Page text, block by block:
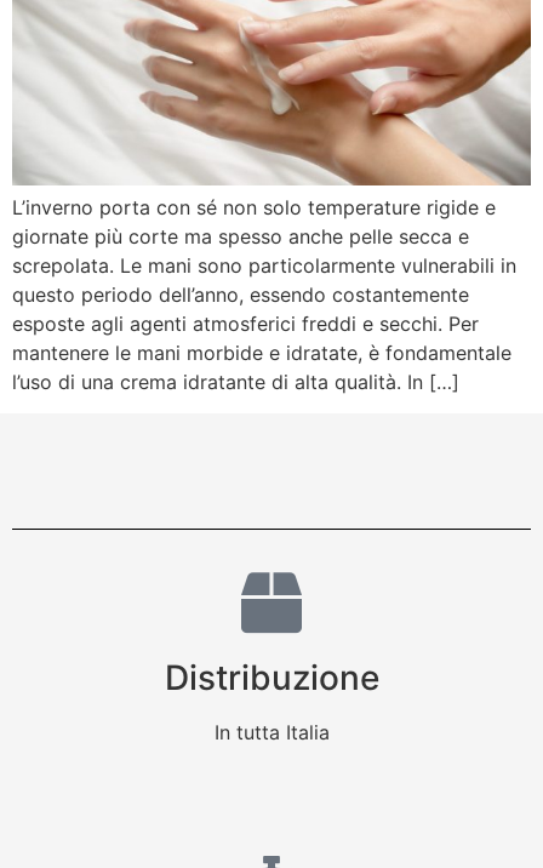
L’inverno porta con sé non solo temperature rigide e
giornate più corte ma spesso anche pelle secca e
screpolata. Le mani sono particolarmente vulnerabili in
questo periodo dell’anno, essendo costantemente
esposte agli agenti atmosferici freddi e secchi. Per
mantenere le mani morbide e idratate, è fondamentale
l’uso di una crema idratante di alta qualità. In […]
Distribuzione
In tutta Italia